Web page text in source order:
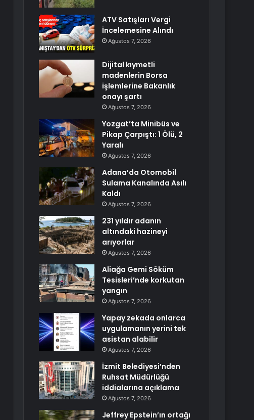
ATV Satışları Vergi
İncelemesine Alındı
Ağustos 7, 2026
Dijital kıymetli
madenlerin Borsa
işlemlerine Bakanlık
onayı şartı
Ağustos 7, 2026
Yozgat’ta Minibüs ve
Pikap Çarpıştı: 1 Ölü, 2
Yaralı
Ağustos 7, 2026
Adana’da Otomobil
Sulama Kanalında Asılı
Kaldı
Ağustos 7, 2026
231 yıldır adanın
altındaki hazineyi
arıyorlar
Ağustos 7, 2026
Aliağa Gemi Söküm
Tesisleri’nde korkutan
yangın
Ağustos 7, 2026
Yapay zekada onlarca
uygulamanın yerini tek
asistan alabilir
Ağustos 7, 2026
İzmit Belediyesi’nden
Ruhsat Müdürlüğü
iddialarına açıklama
Ağustos 7, 2026
Jeffrey Epstein’ın ortağı